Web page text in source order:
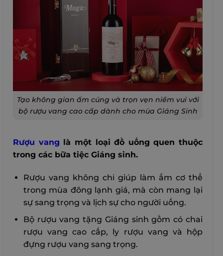
Tạo không gian ấm cúng và trọn vẹn niềm vui với
bộ rượu vang cao cấp dành cho mùa Giáng Sinh
Rượu vang là một loại đồ uống quen thuộc
trong các bữa tiệc Giáng sinh.
Rượu vang không chỉ giúp làm ấm cơ thể
trong mùa đông lạnh giá, mà còn mang lại
sự sang trọng và lịch sự cho người uống.
Bộ rượu vang tặng Giáng sinh gồm có chai
rượu vang cao cấp, ly rượu vang và hộp
đựng rượu vang sang trọng.